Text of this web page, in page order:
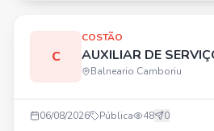
C
COSTÃO
AUXILIAR DE
Balneario Camboriu
06/08/2026 Pública 48 0